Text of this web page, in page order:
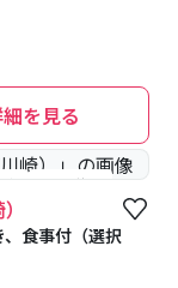
を見る
中 #空室待ち
食事付（選択